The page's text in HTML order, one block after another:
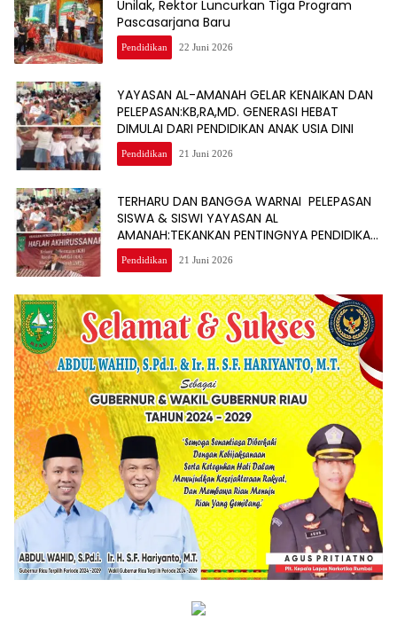
Unilak, Rektor Luncurkan Tiga Program
Pascasarjana Baru
Pendidikan 22 Juni 2026
YAYASAN AL-AMANAH GELAR KENAIKAN DAN
PELEPASAN:KB,RA,MD. GENERASI HEBAT
DIMULAI DARI PENDIDIKAN ANAK USIA DINI
Pendidikan 21 Juni 2026
TERHARU DAN BANGGA WARNAI PELEPASAN
SISWA & SISWI YAYASAN AL
AMANAH:TEKANKAN PENTINGNYA PENDIDIKAN
BERKELANJUTAN
Pendidikan 21 Juni 2026